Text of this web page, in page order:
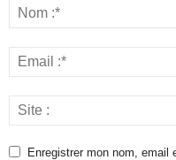
Enregistrer mon nom, email